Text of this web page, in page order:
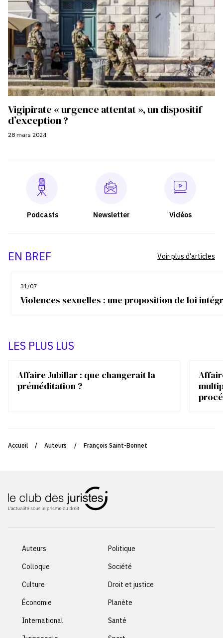
Vigipirate « urgence attentat », un dispositif
d’exception ?
28 mars 2024
Podcasts Newsletter Vidéos
EN BREF
31/07
Violences sexuelles : une proposition de loi
Voir plus d'articles
LES PLUS LUS
Affaire Jubillar : que changerait la
préméditation ?
Accueil / Auteurs / François Saint-Bonnet
Auteurs
Colloque
Culture
Économie
International
Politique
Société
Droit et justice
Planète
Santé